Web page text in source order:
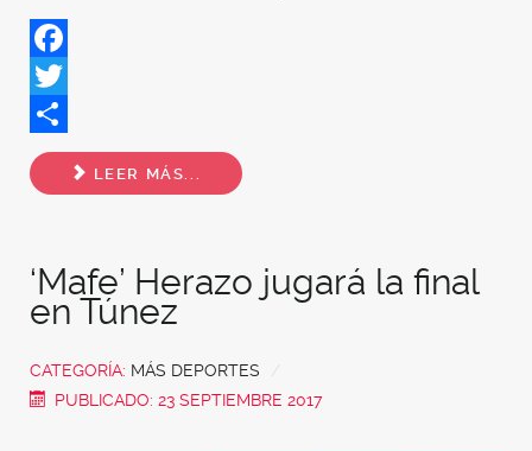
Facebook
Twitter
Share
LEER MÁS...
‘Mafe’ Herazo jugará la final
en Túnez
CATEGORÍA: MÁS DEPORTES
PUBLICADO: 23 SEPTIEMBRE 2017